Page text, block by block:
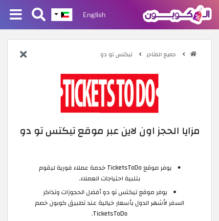
English
جميع المتاجر تيكتس تو دو
مزايا الحجز اون لاين عبر موقع تيكتس تو دو
يوفر موقع TicketsToDo خدمة عملاء فورية ليقوم
بتلبية احتياجات العملاء.
يوفر موقع تيكتس تو دو أفضل الحجوزات وتذاكر
السفر لأشهر الدول بأسعار خيالية عند تطبيق كوبون خصم
TicketsToDo.